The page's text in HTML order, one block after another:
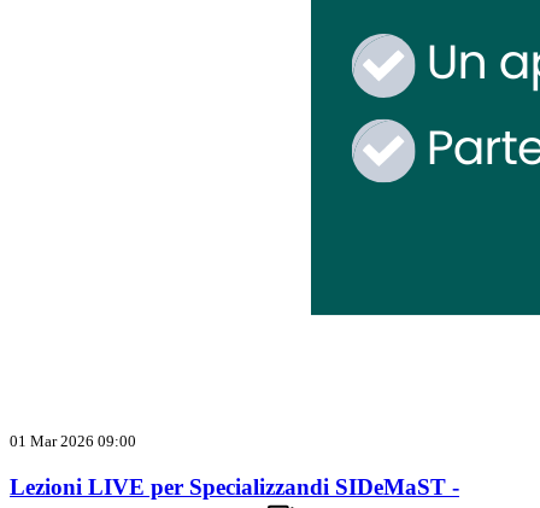
01 Mar 2026 09:00
Lezioni LIVE per Specializzandi SIDeMaST -